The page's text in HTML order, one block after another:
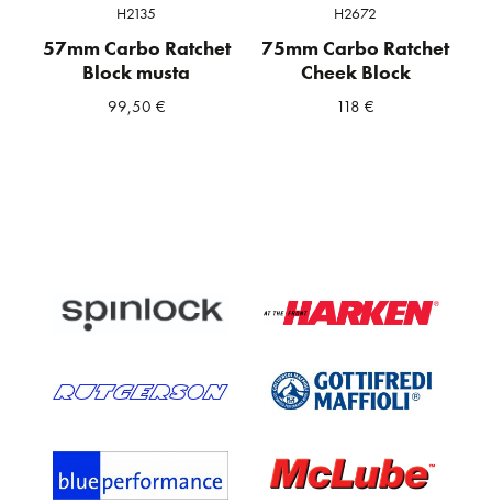
H2135
57mm Carbo Ratchet
Block musta
99,50 €
H2672
75mm Carbo Ratchet
Cheek Block
118€